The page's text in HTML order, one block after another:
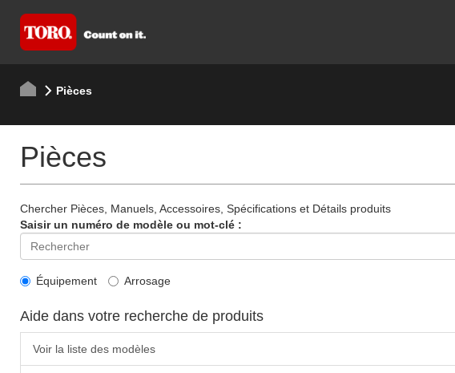
Pièces
Pièces
Chercher Pièces, Manuels, Accessoires, Spécifications et Détails produits
Saisir un numéro de modèle ou mot-clé :
Équipement Arrosage
Aide dans votre recherche de produits
Voir la liste des modèles